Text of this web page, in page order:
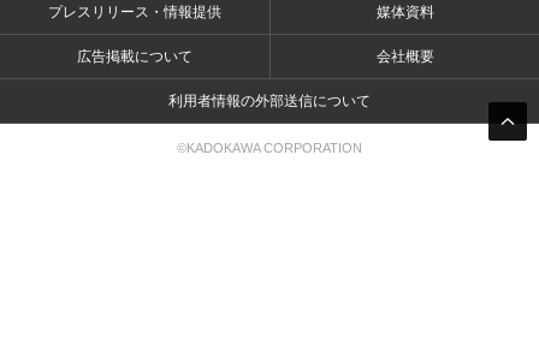
プレスリリース・情報提供 媒体資料
広告掲載について 会社概要
利用者情報の外部送信について
©KADOKAWA CORPORATION